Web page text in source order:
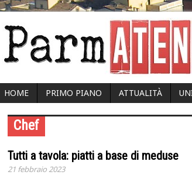
HOME PRIMO PIANO ATTUALITÀ
Chef
Tutti a tavola: piatti a base di meduse
21 febbraio 2023